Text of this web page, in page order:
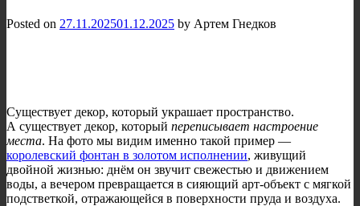
Posted on 27.11.202501.12.2025 by Артем Гнедков
Существует декор, который украшает пространство.
А существует декор, который переписывает настроение
места. На фото мы видим именно такой пример —
королевский фонтан в золотом исполнении, живущий
двойной жизнью: днём он звучит свежестью и движением
воды, а вечером превращается в сияющий арт-объект с мягкой
подстветкой, отражающейся в поверхности пруда и воздуха.